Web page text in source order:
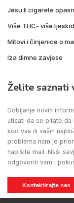
Jesu li cigarete
Više THC- više
Mitovi i činjenice o
Iza dimne zavjese
Želite saznati
Dobijanje novih
uticati da se pitate
kod vas ili vaših
problema nam je
napišite mail. Naši
odgovoriti vam i
Kontaktirajte nas